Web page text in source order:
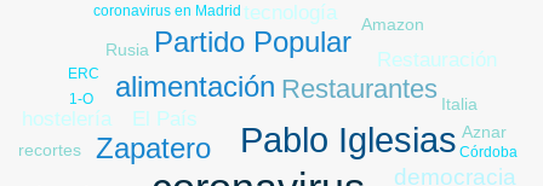
Pablo Iglesias
Zapatero
alimentación
Partido Popular
Restaurantes
democracia
tecnología
hostelería El País
Restauración
recortes
Aznar
Italia
Rusia
Amazon
Córdoba
coronavirus en Madrid
ERC
1-O